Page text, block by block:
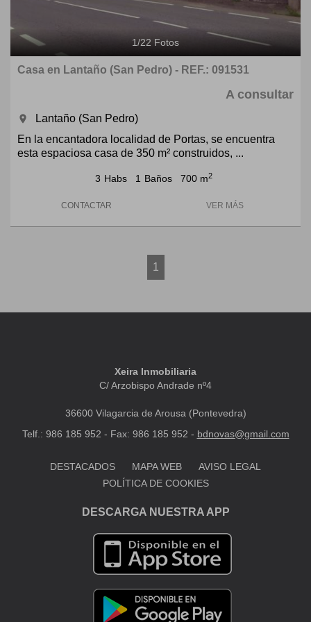
1/22 Fotos
Casa en Lantaño (San Pedro) - REF.: 091531
A consultar
room
Lantaño (San Pedro)
En la encantadora localidad de Portas, se encuentra
esta espaciosa casa de 350 m² construidos, ...
3 Habs 1 Baños 700 m2
CONTACTAR VER MÁS
1
Xeira Inmobiliaria
C/ Arzobispo Andrade nº4
36600 Vilagarcia de Arousa (Pontevedra)
Telf.: 986 185 952 - Fax: 986 185 952 - bdnovas@gmail.com
DESTACADOS MAPA WEB
AVISO LEGAL
POLÍTICA DE COOKIES
DESCARGA NUESTRA APP